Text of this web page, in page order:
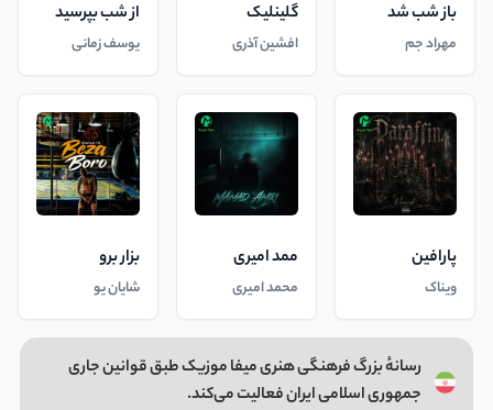
باز شب شد
مهراد جم
گلینلیک
افشین آذری
از شب بپرسید
یوسف زمانی
پارافین
ویناک
ممد امیری
محمد امیری
بزار برو
شایان یو
رسانهٔ بزرگ فرهنگی هنری میفا موزیک طبق قوانین جاری
جمهوری اسلامی ایران فعالیت می‌کند.